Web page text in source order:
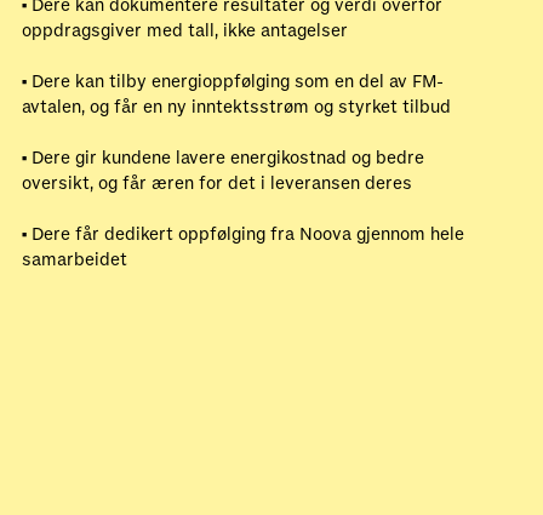
• Dere kan dokumentere resultater og verdi overfor
oppdragsgiver med tall, ikke antagelser
• Dere kan tilby energioppfølging som en del av FM-
avtalen, og får en ny inntektsstrøm og styrket tilbud
• Dere gir kundene lavere energikostnad og bedre
oversikt, og får æren for det i leveransen deres
• Dere får dedikert oppfølging fra Noova gjennom hele
samarbeidet